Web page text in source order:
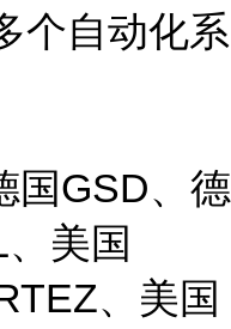
个自动化系
国GSD、德
美国
、美国